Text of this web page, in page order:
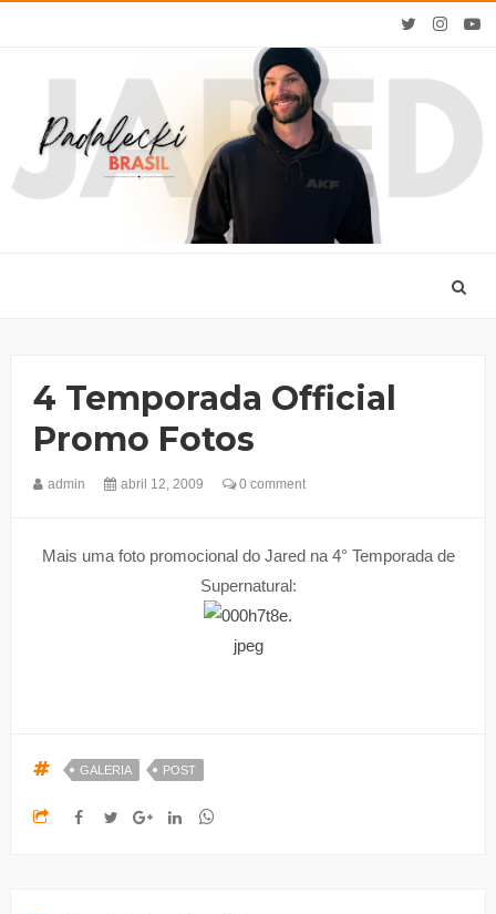
4 Temporada Official
Promo Fotos
admin abril 12, 2009 0 comment
Mais uma foto promocional do Jared na 4° Temporada de
Supernatural:
GALERIA POST